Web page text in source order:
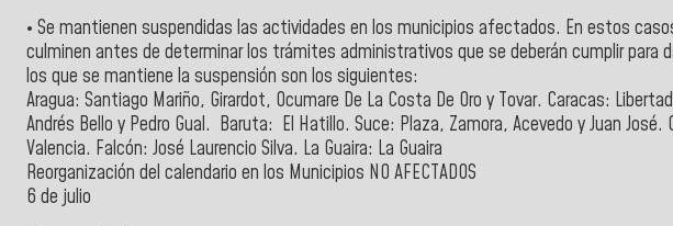
• Se mantienen suspendidas las actividades en los municipios afectados. En estos
culminen antes de determinar los trámites administrativos que se deberán cumplir para
los que se mantiene la suspensión son los siguientes:
Aragua: Santiago Mariño, Girardot, Ocumare De La Costa De Oro y Tovar. Caracas:
Andrés Bello y Pedro Gual. Baruta: El Hatillo. Suce: Plaza, Zamora, Acevedo y Juan José.
Valencia. Falcón: José Laurencio Silva. La Guaira: La Guaira
Reorganización del calendario en los Municipios NO AFECTADOS
6 de julio